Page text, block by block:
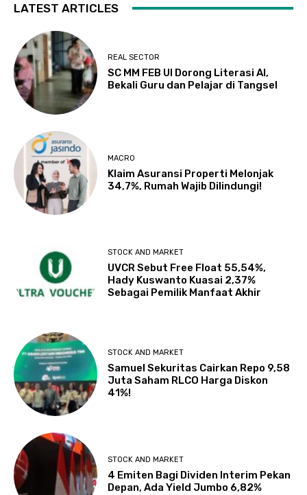
LATEST ARTICLES
REAL SECTOR
SC MM FEB UI Dorong Literasi AI,
Bekali Guru dan Pelajar di Tangsel
MACRO
Klaim Asuransi Properti Melonjak
34,7%, Rumah Wajib Dilindungi!
STOCK AND MARKET
UVCR Sebut Free Float 55,54%,
Hady Kuswanto Kuasai 2,37%
Sebagai Pemilik Manfaat Akhir
STOCK AND MARKET
Samuel Sekuritas Cairkan Repo 9,58
Juta Saham RLCO Harga Diskon
41%!
STOCK AND MARKET
4 Emiten Bagi Dividen Interim Pekan
Depan, Ada Yield Jumbo 6,82%